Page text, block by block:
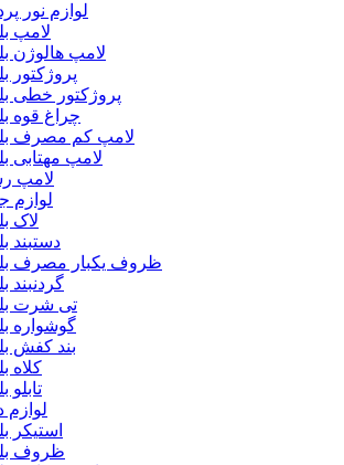
لوازم نور
لامپ
لامپ هالوژن
پروژکتور
پروژکتور خطی
چراغ قوه
لامپ کم مصرف
لامپ مهتابی
لامپ
لوازم
لاک
دستبند
ظروف یکبار مصرف
گردنبند
تی شرت
گوشواره
بند کفش
کلاه
تابلو
لوازم
استیکر
ظروف